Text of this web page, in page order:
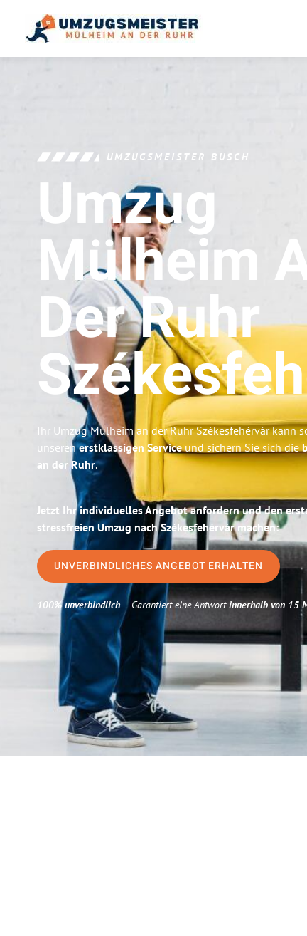
UMZUGSMEISTER BUSCH
Umzug
Mülheim
Der Ruhr
Ihr Umzug Mülheim an der Ruhr Székesfehérvár kann
unserenerstklassigen Serviceund sichern Sie sich die
an der Ruhr.
Jetzt Ihr individuelles Angebot anfordern und den
stressfreien Umzug nach Székesfehérvár machen:
UNVERBINDLICHES ANGEBOT ERHALTEN
100% unverbindlich– Garantiert eine Antwortinnerhalb von 15